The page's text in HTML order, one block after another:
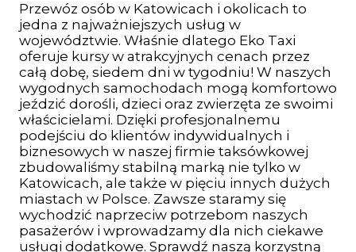
Przewóz osób w Katowicach i okolicach to
jedna z najważniejszych usług w
województwie. Właśnie dlatego Eko Taxi
oferuje kursy w atrakcyjnych cenach przez
całą dobę, siedem dni w tygodniu! W naszych
wygodnych samochodach mogą komfortowo
jeździć dorośli, dzieci oraz zwierzęta ze swoimi
właścicielami. Dzięki profesjonalnemu
podejściu do klientów indywidualnych i
biznesowych w naszej firmie taksówkowej
zbudowaliśmy stabilną marką nie tylko w
Katowicach, ale także w pięciu innych dużych
miastach w Polsce. Zawsze staramy się
wychodzić naprzeciw potrzebom naszych
pasażerów i wprowadzamy dla nich ciekawe
usługi dodatkowe. Sprawdź naszą korzystną